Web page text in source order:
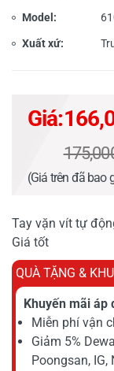
Model:
Xuất xứ:
Giá:
(Giá trên đã bao
Tay vặn vít tự
Giá tốt
QUÀ TẶNG &
Khuyến mãi áp
Miễn phí vận
Giảm 5%
Poongsan, IG,